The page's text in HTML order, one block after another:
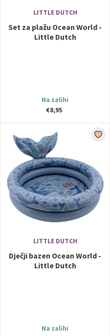
LITTLE DUTCH
Set za plažu Ocean World -
Little Dutch
Na zalihi
€8,95
LITTLE DUTCH
Dječji bazen Ocean World -
Little Dutch
Na zalihi